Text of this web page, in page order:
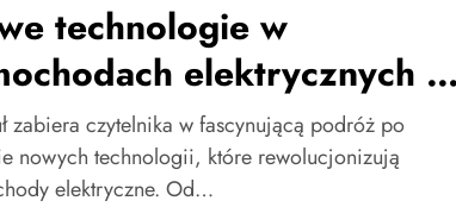
technologie w
elektrycznych –
przyszłość?
zabiera czytelnika w fascynującą podróż po
nowych technologii, które rewolucjonizują
elektryczne. Od…